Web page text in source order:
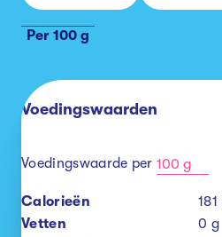
Per 100 g
Voedingswaarden
Voedingswaarde per 100 g
Calorieën 181
Vetten
0 g